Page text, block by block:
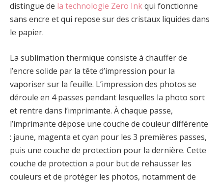
distingue de la technologie Zero Inkqui fonctionne
sans encre et qui repose sur des cristaux liquides dans
le papier.
La sublimation thermique consiste à chauffer de
l’encre solide par la tête d’impression pour la
vaporiser sur la feuille. L’impression des photos se
déroule en 4 passes pendant lesquelles la photo sort
et rentre dans l’imprimante. À chaque passe,
l’imprimante dépose une couche de couleur différente
: jaune, magenta et cyan pour les 3 premières passes,
puis une couche de protection pour la dernière. Cette
couche de protection a pour but de rehausser les
couleurs et de protéger les photos, notamment de